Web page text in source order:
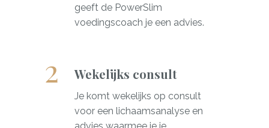
geeft de PowerSlim
voedingscoach je een advies.
Wekelijks consult
Je komt wekelijks op consult
voor een lichaamsanalyse en
advies waarmee je je